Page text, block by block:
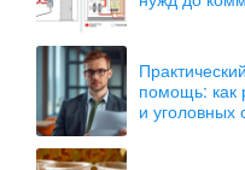
помощь: как
и уголовных